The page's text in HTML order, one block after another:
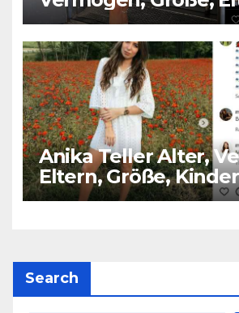
Ehemann, Kinder
Anika Teller Alter,
Eltern, Größe, Kinder
Search